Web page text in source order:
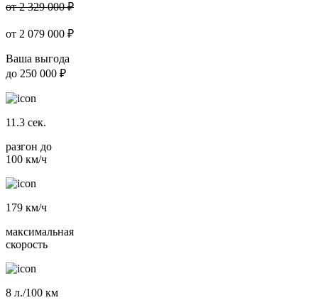
от 2 329 000 ₽
от 2 079 000 ₽
Ваша выгода
до 250 000 ₽
11.3 сек.
разгон до
100 км/ч
179 км/ч
максимальная
скорость
8 л./100 км